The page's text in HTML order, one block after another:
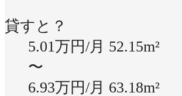
貸すと？
5.01万円/月 52.15m²
〜
6.93万円/月 63.18m²